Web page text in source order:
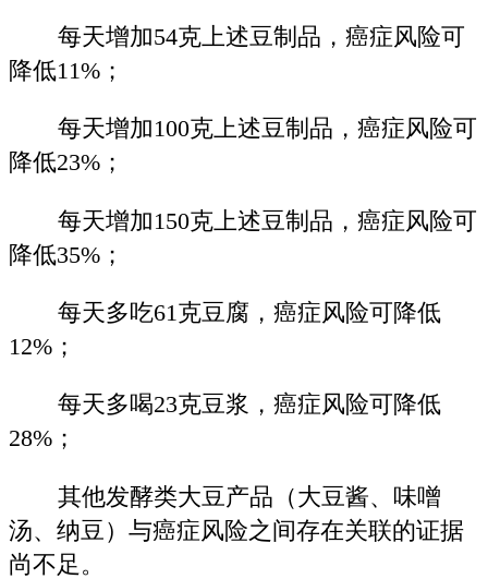
每天增加54克上述豆制品，癌症风险可
降低11%；
每天增加100克上述豆制品，癌症风险可
降低23%；
每天增加150克上述豆制品，癌症风险可
降低35%；
每天多吃61克豆腐，癌症风险可降低
12%；
每天多喝23克豆浆，癌症风险可降低
28%；
其他发酵类大豆产品（大豆酱、味噌
汤、纳豆）与癌症风险之间存在关联的证据
尚不足。